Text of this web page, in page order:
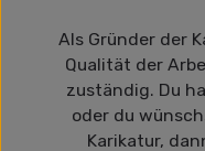
Als Gründer der
Qualität der
zuständig. Du
oder du
Karikatur,